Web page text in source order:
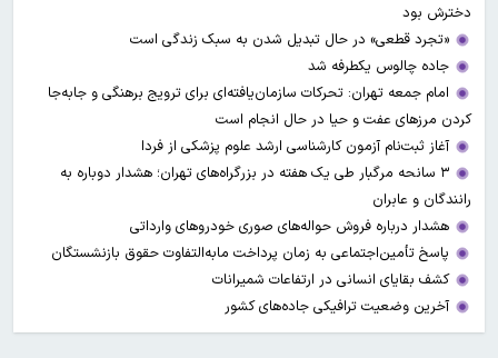
دخترش بود
«تجرد قطعی» در حال تبدیل شدن به سبک زندگی است
جاده چالوس یکطرفه شد
امام جمعه تهران: تحرکات سازمان‌یافته‌ای برای ترویج برهنگی و جابه‌جا
کردن مرزهای عفت و حیا در حال انجام است
آغاز ثبت‌نام‌ آزمون کارشناسی ارشد علوم پزشکی از فردا
۳ سانحه مرگبار طی یک هفته در بزرگراه‌های تهران؛ هشدار دوباره به
رانندگان و عابران
هشدار درباره فروش حواله‌های صوری خودروهای وارداتی
پاسخ تأمین‌اجتماعی به زمان پرداخت مابه‌التفاوت حقوق بازنشستگان
کشف بقایای انسانی در ارتفاعات شمیرانات
آخرین وضعیت ترافیکی جاده‌های کشور